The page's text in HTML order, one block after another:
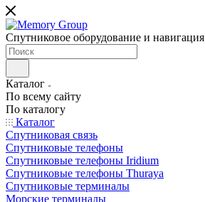
Спутниковое оборудование и навигация
Каталог
По всему сайту
По каталогу
Каталог
Спутниковая связь
Спутниковые телефоны
Спутниковые телефоны Iridium
Спутниковые телефоны Thuraya
Спутниковые терминалы
Морские терминалы